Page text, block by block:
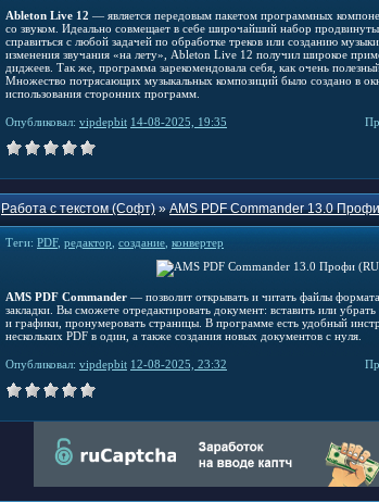
Ableton Live 12 — является передовым пакетом программных
со звуком. Идеально совмещает в себе широчайший набор
справиться с любой задачей по обработке треков или созданию
изменения звучания «на лету», Ableton Live 12 получил широкое
диджеев. Так же, программа зарекомендовала себя, как очень
Множество потрясающих музыкальных композиций было создано в
использования сторонних программ.
Опубликовал: vipdepbit 14-08-2025, 19:35
Работа с текстом (Софт)»AMS PDF Commander 13.0
Теги: PDF, редактор создание конвертер
AMS PDF Commander — позволит открывать и читать файлы формата
закладки. Вы сможете отредактировать документ: вставить или
и графики, пронумеровать страницы. В программе есть удобный
нескольких PDF в один, а также создания новых документов с нуля.
Опубликовал: vipdepbit 12-08-2025, 23:32